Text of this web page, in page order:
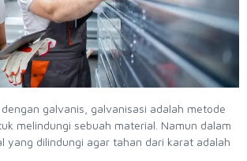
galvanis, galvanisasi adalah metode
melindungi sebuah material. Namun dalam
yang dilindungi agar tahan dari karat adalah